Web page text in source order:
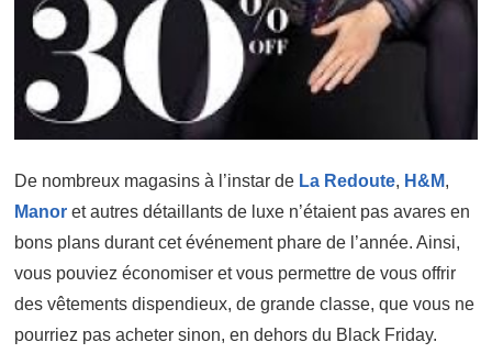
De nombreux magasins à l’instar de La Redoute, H&M,
Manor et autres détaillants de luxe n’étaient pas avares en
bons plans durant cet événement phare de l’année. Ainsi,
vous pouviez économiser et vous permettre de vous offrir
des vêtements dispendieux, de grande classe, que vous ne
pourriez pas acheter sinon, en dehors du Black Friday.